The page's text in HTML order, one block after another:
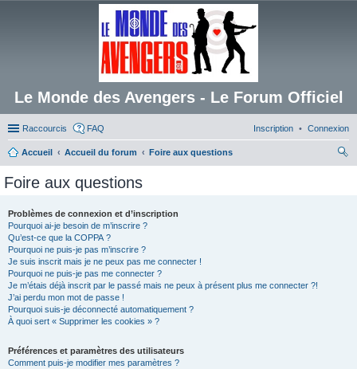
Le Monde des Avengers - Le Forum Officiel
Raccourcis FAQ Connexion
Inscription
Accueil Accueil du forum
Foire aux questions
Foire aux questions
Problèmes de connexion et d’inscription
Pourquoi ai-je besoin de m’inscrire ?
Qu’est-ce que la COPPA ?
Pourquoi ne puis-je pas m’inscrire ?
Je suis inscrit mais je ne peux pas me connecter !
Pourquoi ne puis-je pas me connecter ?
Je m’étais déjà inscrit par le passé mais ne peux à présent plus me connecter ?!
J’ai perdu mon mot de passe !
Pourquoi suis-je déconnecté automatiquement ?
À quoi sert « Supprimer les cookies » ?
Préférences et paramètres des utilisateurs
Comment puis-je modifier mes paramètres ?